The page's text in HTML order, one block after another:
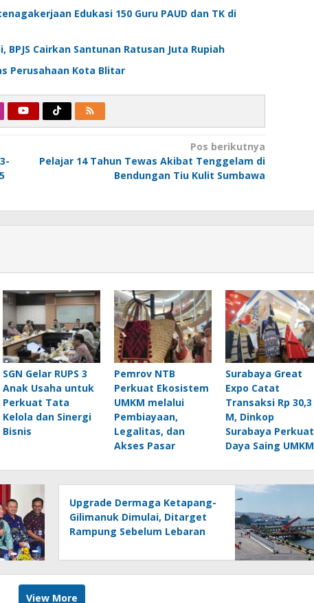
Edukasi 150 Guru PAUD dan TK di
Cairkan Santunan Ratusan Juta Rupiah
Perusahaan Kota Blitar
Pos berikutnya
Pelajar 14 Tahun Tewas Akibat Tenggelam di
Bendungan Tiu Kulit Sumbawa
SGN Gelar RUPS 3
Anak Usaha untuk
Perkuat Tata
Kelola dan Sinergi
Bisnis
Pemrov NTB
Perkuat Ekosistem
UMKM melalui
Pembiayaan,
Legalitas, dan
Akses Pasar
Surabaya Great
Expo Catat
Transaksi Rp 30,3
M, Dinkop
Surabaya Perkuat
Daya Saing UMKM
Upgrade Dermaga Ketapang-
Gilimanuk Dimulai, Ditarget
Rampung Sebelum Lebaran
View More